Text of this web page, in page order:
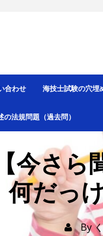
合わせ 海技士試験の穴埋
法規問題（過去問）
【今さ
何だっ
By